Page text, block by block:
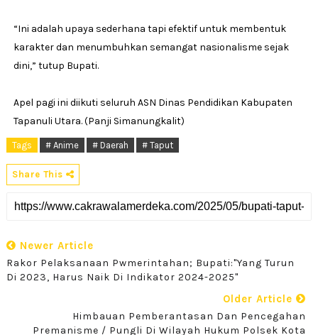
“Ini adalah upaya sederhana tapi efektif untuk membentuk
karakter dan menumbuhkan semangat nasionalisme sejak
dini,” tutup Bupati.
Apel pagi ini diikuti seluruh ASN Dinas Pendidikan Kabupaten
Tapanuli Utara. (Panji Simanungkalit)
Tags # Anime # Daerah # Taput
Share This
Newer Article
Rakor Pelaksanaan Pwmerintahan; Bupati:"yang Turun
Di 2023, Harus Naik Di Indikator 2024-2025"
Older Article
Himbauan Pemberantasan Dan Pencegahan
Premanisme / Pungli Di Wilayah Hukum Polsek Kota